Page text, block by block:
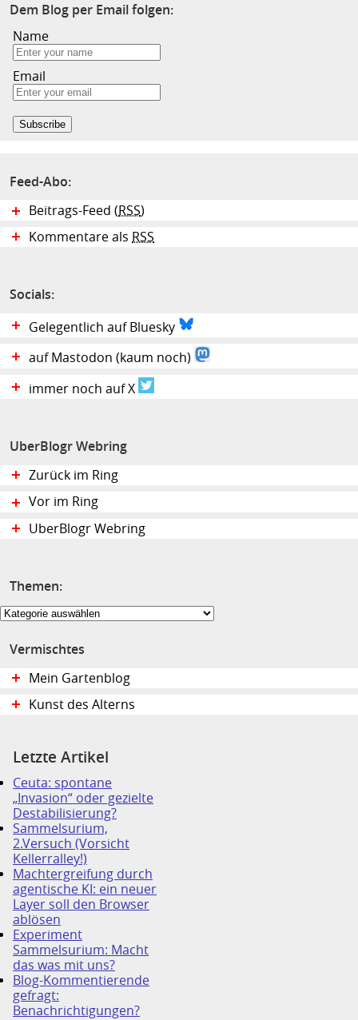
Dem Blog per Email folgen:
Name
Email
Feed-Abo:
Beitrags-Feed (RSS)
Kommentare als RSS
Socials:
Gelegentlich auf Bluesky
auf Mastodon (kaum noch)
immer noch auf X
UberBlogr Webring
Zurück im Ring
Vor im Ring
UberBlogr Webring
Themen:
Themen:
Vermischtes
Mein Gartenblog
Kunst des Alterns
Letzte Artikel
Ceuta: spontane
„Invasion“ oder gezielte
Destabilisierung?
Sammelsurium,
2.Versuch (Vorsicht
Kellerralley!)
Machtergreifung durch
agentische KI: ein neuer
Layer soll den Browser
ablösen
Experiment
Sammelsurium: Macht
das was mit uns?
Blog-Kommentierende
gefragt:
Benachrichtigungen?